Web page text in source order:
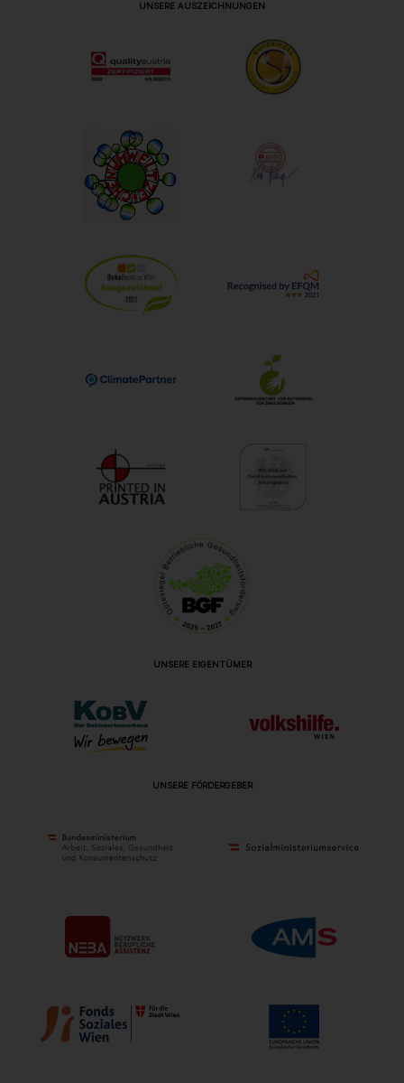
UNSERE AUSZEICHNUNGEN
UNSERE EIGENTÜMER
UNSERE FÖRDERGEBER